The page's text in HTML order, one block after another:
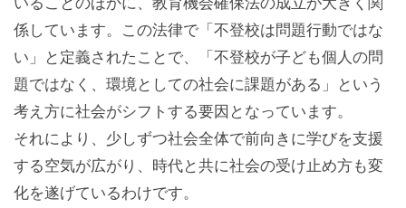
係しています。この法律で「不登校は問題行動ではな
い」と定義されたことで、「不登校が子ども個人の問
題ではなく、環境としての社会に課題がある」という
考え方に社会がシフトする要因となっています。
それにより、少しずつ社会全体で前向きに学びを支援
する空気が広がり、時代と共に社会の受け止め方も変
化を遂げているわけです。